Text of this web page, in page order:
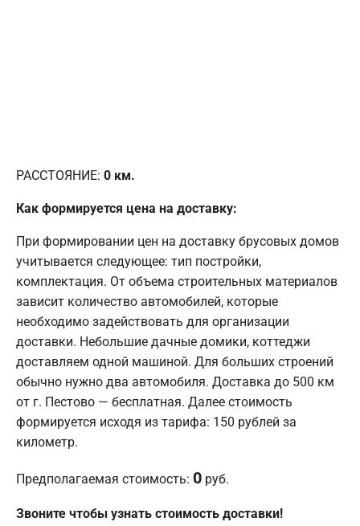
РАССТОЯНИЕ: 0 км.
Как формируется цена на доставку:
При формировании цен на доставку брусовых домов
учитывается следующее: тип постройки,
комплектация. От объема строительных материалов
зависит количество автомобилей, которые
необходимо задействовать для организации
доставки. Небольшие дачные домики, коттеджи
доставляем одной машиной. Для больших строений
обычно нужно два автомобиля. Доставка до 500 км
от г. Пестово — бесплатная. Далее стоимость
формируется исходя из тарифа: 150 рублей за
километр.
Предполагаемая стоимость: 0 руб.
Звоните чтобы узнать стоимость доставки!